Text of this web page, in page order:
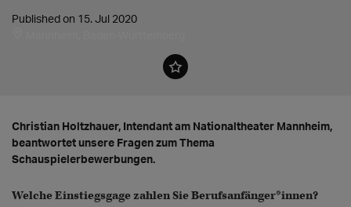
Published on 15. Jul 2020
Christian Holtzhauer, Intendant am Nationaltheater Mannheim,
beantwortet unsere Fragen zum Thema
Schauspielerbewerbungen.
Welche Einstiegsgage zahlen Sie Berufsanfänger*innen?